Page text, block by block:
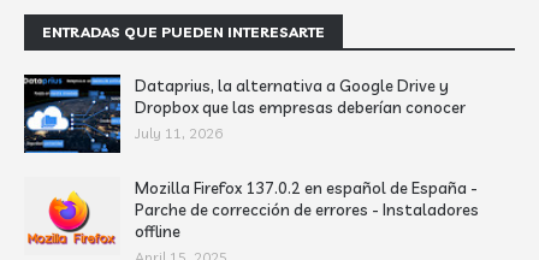
ENTRADAS QUE PUEDEN INTERESARTE
Dataprius, la alternativa a Google Drive y
Dropbox que las empresas deberían conocer
July 11, 2026
Mozilla Firefox 137.0.2 en español de España -
Parche de corrección de errores - Instaladores
offline